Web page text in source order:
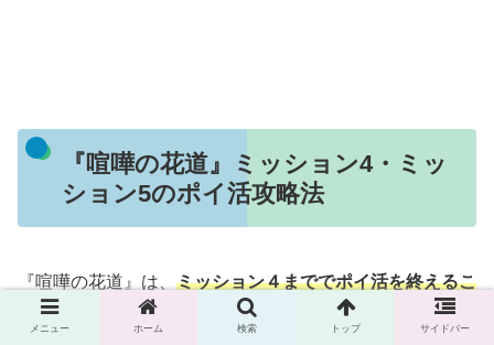
『喧嘩の花道』ミッション4・ミッ
ション5のポイ活攻略法
『喧嘩の花道』は、 ミッション４まででポイ活を終えるこ
とを強くおすすめする案件
ですが、このページでは
ミッシ
メニュー ホーム 検索 トップ サイドバー